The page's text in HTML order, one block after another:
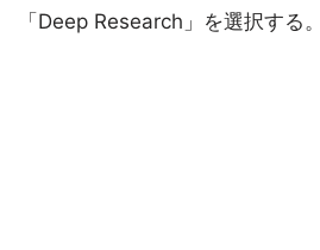
「Deep Research」を選択する。 ‌